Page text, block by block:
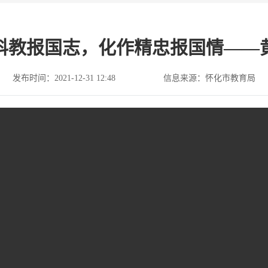
教报国志，化作精忠报国情——
发布时间：2021-12-31 12:48 信息来源：怀化市教育局